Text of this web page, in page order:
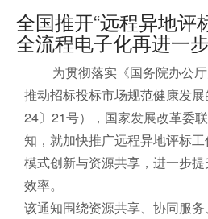
全国推开“远程异地评
全流程电子化再进一步
为贯彻落实《国务院办公
推动招标投标市场规范健康发
24〕21号），国家发展改革委
知，就加快推广远程异地评标
模式创新与资源共享，进一步
效率。
该通知围绕资源共享、协同服